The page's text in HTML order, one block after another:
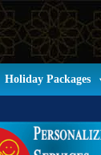
Holiday Packages